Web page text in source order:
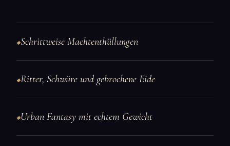
◆Schrittweise Machtenthüllungen
◆Ritter, Schwüre und gebrochene Eide
◆Urban Fantasy mit echtem Gewicht